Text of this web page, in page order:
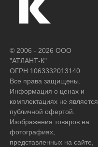
© 2006 - 2026 ООО
"АТЛАНТ-К"
ОГРН 1063332013140
Все права защищены.
Информация о ценах и
комплектациях не является
публичной офертой.
Изображения товаров на
фотографиях,
представленных на сайте,